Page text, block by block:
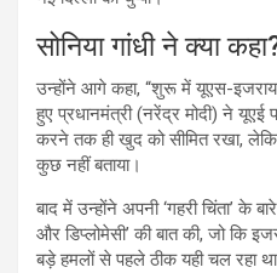
सोनिया गांधी ने क्या
उन्होंने आगे कहा, “शुरू में यूएस-
हुए प्रधानमंत्री (नरेंद्र मोदी) ने यूएई
करने तक ही खुद को सीमित रखा,
कुछ नहीं बताया।
बाद में उन्होंने अपनी ‘गहरी चिंता’ के
और डिप्लोमेसी’ की बात की, जो कि
बड़े हमलों से पहले ठीक यही चल रहा